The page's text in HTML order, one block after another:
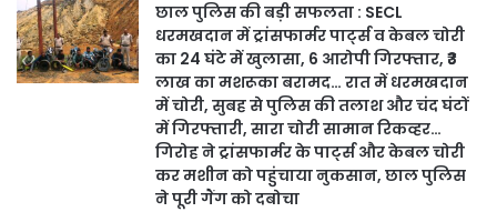
छाल पुलिस की बड़ी सफलता : SECL
धरमखदान में ट्रांसफार्मर पार्ट्स व केबल चोरी
का 24 घंटे में खुलासा, 6 आरोपी गिरफ्तार, ₹3
लाख का मशरूका बरामद… रात में धरमखदान
में चोरी, सुबह से पुलिस की तलाश और चंद घंटों
में गिरफ्तारी, सारा चोरी सामान रिकव्हर…
गिरोह ने ट्रांसफार्मर के पार्ट्स और केबल चोरी
कर मशीन को पहुंचाया नुकसान, छाल पुलिस
ने पूरी गैंग को दबोचा